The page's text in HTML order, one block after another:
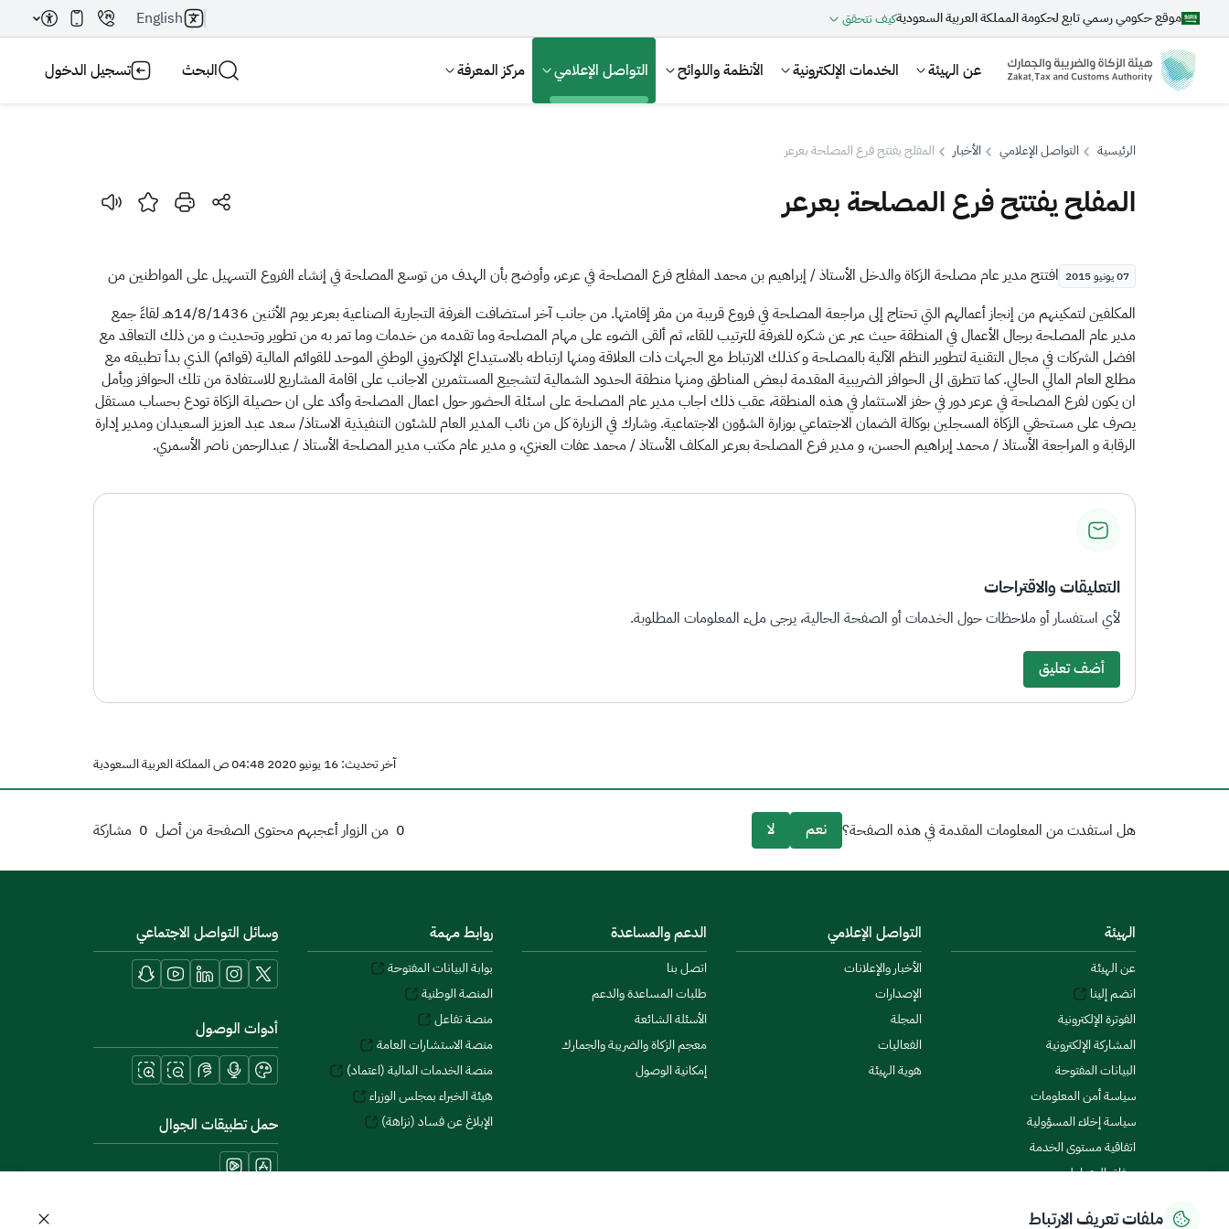
موقع حكومي رسمي تابع لحكومة المملكة العربية السعوديةكيف تتحقق English
عن الهيئة الخدمات الإلكترونية الأنظمة واللوائح التواصل الإعلامي مركز المعرفة البحث تسجيل الدخول
بحث
اقتراحات
الزكاة الجمارك ضريبة القيمة المضافة الإقرار الضريبي التصرفات العقارية
الرئيسية التواصل الإعلامي الأخبار المفلح يفتتح فرع المصلحة بعرعر
المفلح يفتتح فرع المصلحة بعرعر
07 يونيو 2015
​​افتتح مدير عام مصلحة الزكاة والدخل الأستاذ / إبراهيم بن محمد المفلح فرع المصلحة في عرعر، وأوضح بأن الهدف من توسع المصلحة في إنشاء الفروع التسهيل على المواطنين من
المكلفين لتمكينهم من إنجاز أعمالهم التي تحتاج إلى مراجعة المصلحة في فروع قريبة من مقر إقامتها. من جانب آخر استضافت الغرفة التجارية الصناعية بعرعر يوم الأثنين 14/8/1436هـ لقاءً جمع
مدير عام المصلحة برجال الأعمال في المنطقة حيث عبر عن شكره للغرفة للترتيب للقاء، ثم ألقى الضوء على مهام المصلحة وما تقدمه من خدمات وما تمر به من تطوير وتحديث و من ذلك التعاقد مع
افضل الشركات في مجال التقنية لتطوير النظم الآلية بالمصلحة و كذلك الارتباط مع الجهات ذات العلاقة ومنها ارتباطه بالاستيداع الإلكتروني الوطني الموحد للقوائم المالية (قوائم) الذي بدأ تطبيقه مع
مطلع العام المالي الحالي. كما تتطرق الى الحوافز الضريبية المقدمة لبعض المناطق ومنها منطقة الحدود الشمالية لتشجيع المستثمرين الاجانب على اقامة المشاريع للاستفادة من تلك الحوافز ويأمل
ان يكون لفرع المصلحة في عرعر دور في حفز الاستثمار في هذه المنطقة، عقب ذلك اجاب مدير عام المصلحة على اسئلة الحضور حول اعمال المصلحة وأكد على ان حصيلة الزكاة تودع بحساب مستقل
يصرف على مستحقي الزكاة المسجلين بوكالة الضمان الاجتماعي بوزارة الشؤون الاجتماعية. وشارك في الزيارة كل من نائب المدير العام للشئون التنفيذية الاستاذ/ سعد عبد العزيز السعيدان ومدير إدارة
الرقابة و المراجعة الأستاذ / محمد إبراهيم الحسن، و مدير فرع المصلحة بعرعر المكلف الأستاذ / محمد عفات العنزي، و مدير عام مكتب مدير المصلحة الأستاذ / عبدالرحمن ناصر الأسمري.
التعليقات والاقتراحات
لأي استفسار أو ملاحظات حول الخدمات أو الصفحة الحالية، يرجى ملء المعلومات المطلوبة.
أضف تعليق
آخر تحديث: 16 يونيو 2020 04:48 ص المملكة العربية السعودية
0 من الزوار أعجبهم محتوى الصفحة من أصل 0 مشاركة هل استفدت من المعلومات المقدمة في هذه الصفحة؟ نعم لا
الهيئة
عن الهيئة
انضم إلينا
الفوترة الإلكترونية
المشاركة الإلكترونية
البيانات المفتوحة
سياسة أمن المعلومات
سياسة إخلاء المسؤولية
اتفاقية مستوى الخدمة
ميثاق المتعاملين
التواصل الإعلامي
الأخبار والإعلانات
الإصدارات
المجلة
الفعاليات
هوية الهيئة
الدعم والمساعدة
اتصل بنا
طلبات المساعدة والدعم
الأسئلة الشائعة
معجم الزكاة والضريبة والجمارك
إمكانية الوصول
روابط مهمة
بوابة البيانات المفتوحة
المنصة الوطنية
منصة تفاعل
منصة الاستشارات العامة
منصة الخدمات المالية (اعتماد)
هيئة الخبراء بمجلس الوزراء
الإبلاغ عن فساد (نزاهة)
وسائل التواصل الاجتماعي
أدوات الوصول
حمل تطبيقات الجوال
ملفات تعريف الارتباط